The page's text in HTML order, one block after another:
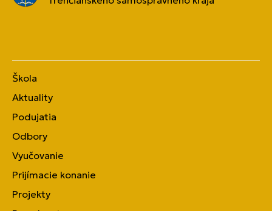
Škola
Aktuality
Podujatia
Odbory
Vyučovanie
Prijímacie konanie
Projekty